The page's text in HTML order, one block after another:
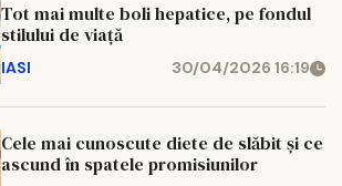
Tot mai multe boli hepatice, pe fondul
stilului de viaţă
IASI 30/04/2026 16:19
Cele mai cunoscute diete de slăbit și ce
ascund în spatele promisiunilor